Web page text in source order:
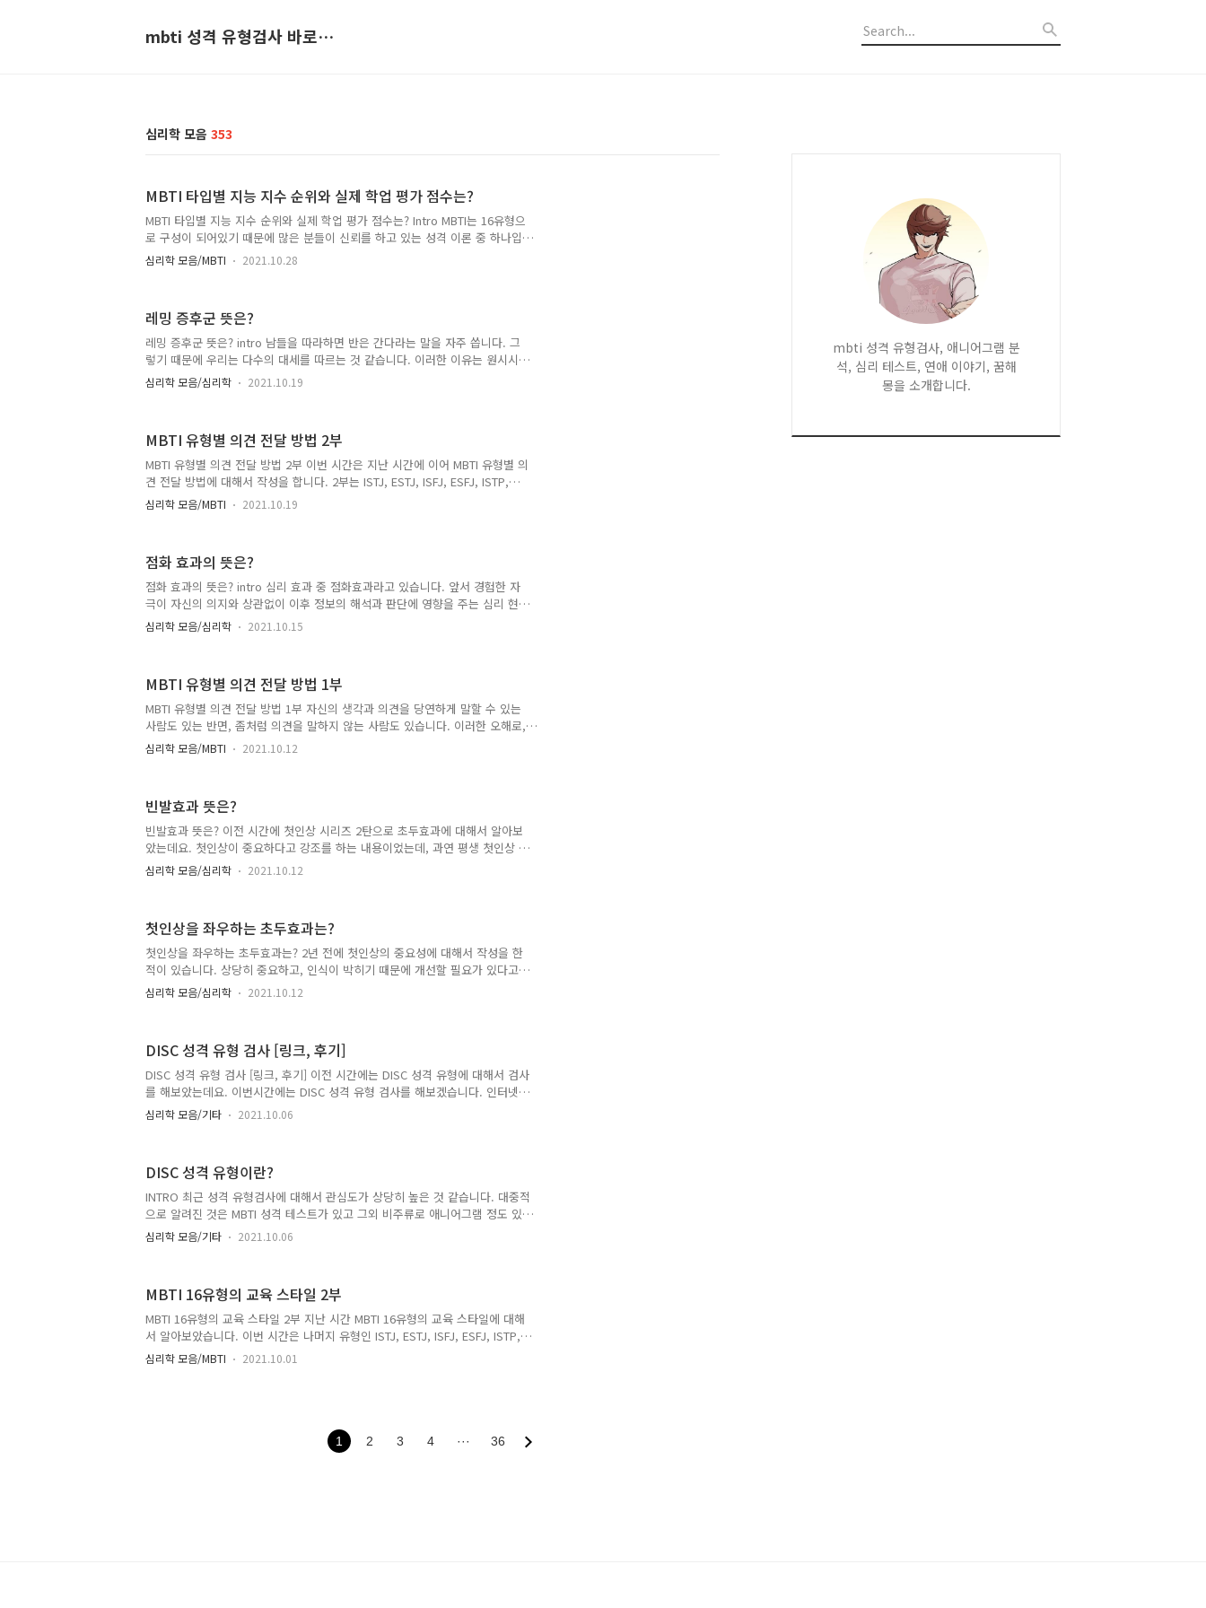
mbti 성격 유형검사 바로가기
심리학 모음 353
MBTI 타입별 지능 지수 순위와 실제 학업 평가 점수는?
MBTI 타입별 지능 지수 순위와 실제 학업 평가 점수는? Intro MBTI는 16유형으
로 구성이 되어있기 때문에 많은 분들이 신뢰를 하고 있는 성격 이론 중 하나입
니다. 그렇기 때문에 각 성격 특성에 대해서 상당히 맹신을 하는 경우가 있고, 종
종 우리는 이러한 특성을 확인하고, 합리화를 하곤 합니다. 종종 성적이 나오지
업 평가 점수에 대해서 살펴보며 작성을 해볼게요. MBTI IQ가 가장 높은 MBTI
유형은? IQ가 높은 멘사 회원 100명을 대상으로 조사를 했을 때 ENFP 16명,
INTP 11명, ISTJ 10명으로 가장 높은 분포도..
심리학 모음/MBTI 2021.10.28
레밍 증후군 뜻은?
레밍 증후군 뜻은? intro 남들을 따라하면 반은 간다라는 말을 자주 씁니다. 그
렇기 때문에 우리는 다수의 대세를 따르는 것 같습니다. 이러한 이유는 원시시절
에 생겼다고 하는데요. 이유는 수렵 채취 시대에서는 집단을 따르지 않으면 무리
에서 배척을 당하거나 위협을 피할 수 없기 때문에 생존이 불가능했기 때문이라
증후뜻과 유래는? 누군가 먼저 하며 나머지도 맹목적으로 따라하다 자멸을 초래
하는 것을 레밍 증후군이라고 합니다. 유래를 보면 레밍은 북유럽 스칸디나비아
반도에 사는 들쥐로 나그네쥐로 불립니다. 3~4년마다 개체수가 폭발적으로 불어
나 떼를 지어 이..
심리학 모음/심리학 2021.10.19
MBTI 유형별 의견 전달 방법 2부
MBTI 유형별 의견 전달 방법 2부 이번 시간은 지난 시간에 이어 MBTI 유형별 의
견 전달 방법에 대해서 작성을 합니다. 2부는 ISTJ, ESTJ, ISFJ, ESFJ, ISTP,
ESTP, ISFP, ESFP에 유형에 대해서 작성을 합니다. 그 외의 유형이라면 아래의
1부를 참고해주세요. MBTI ISTJ의 의견 전달 방법 ISTJ는 중요한 국면이라고 판
하는 타입이지만, 의견에 대해서는 솔직하고 거침없이 의견을 전달하는 편입니
다. ISTJ의 장점은 솔직 그 자체로 말에 진심이 담아있다는 점이지만, 단점으로
는 너무 솔직한 나머지 다소 언행이 직설적이..
심리학 모음/MBTI 2021.10.19
점화 효과의 뜻은?
점화 효과의 뜻은? intro 심리 효과 중 점화효과라고 있습니다. 앞서 경험한 자
극이 자신의 의지와 상관없이 이후 정보의 해석과 판단에 영향을 주는 심리 현상
인데요. 이번 시간에 정확한 뜻과 일상 생활에서 어떻게 사용이 되고 있는지, 또
활용방법에 대해서 작성을 해보도록 하겠습니다. 점화 효과는? 시간적으로 먼저
선이 적혀있고 먼저 장미, 개나리, 진달래가 골라져 있는 상태에서 연관이 된 카
드를 고르라는 지시가 없었는데 4번째 카드로 꽃을 대부분 고르는 이유는 바로
점화 효과 때문입니다. 점화 효과의 실험 1971년 데이비드 마이어와 로저 ..
심리학 모음/심리학 2021.10.15
MBTI 유형별 의견 전달 방법 1부
MBTI 유형별 의견 전달 방법 1부 자신의 생각과 의견을 당연하게 말할 수 있는
사람도 있는 반면, 좀처럼 의견을 말하지 않는 사람도 있습니다. 이러한 오해로,
사이가 나빠지거나 다투는 경우가 생기는데요. 이번 시간을 통해서 MBTI 유형별
의견 전달 방법에 대해서 살펴보도록 하겠습니다. 혹여나 이러한 일이 생겼을 경
ENFP, INTJ, ENTJ, INTP, ENTP 순으로 작성을 하고 이외는 아래의 2부에서 작
성을 합니다. MBTI INFJ의 의견 전달 방법 INFJ의 경우는 의견에 비유와 은유를
하여 전달을 합니다. 그렇기 때문에 ..
심리학 모음/MBTI 2021.10.12
빈발효과 뜻은?
빈발효과 뜻은? 이전 시간에 첫인상 시리즈 2탄으로 초두효과에 대해서 알아보
았는데요. 첫인상이 중요하다고 강조를 하는 내용이었는데, 과연 평생 첫인상 한
가지로 내가 평가가 될까요? 결론은 그렇지 않습니다. 그 이후 나의 행동에 따라
서 더 좋은 사람으로 평가가 될 수도 혹은 더 냉혹한 평가를 받을 수도 있습니
이나 태도 첫인상과 다른 모습으로 변할 때 점차 좋은 인상으로 바꿔지는 현상을
뜻을 합니다. 예전에 자주 사용하던 볼매라는 단어가 연상이 되는군요. 실제로
첫 소개팅에 긴가민가한 마음으로 몇 번 데이트를 하고 이사람이 좋아지는 것도
빈발효과의 일종..
심리학 모음/심리학 2021.10.12
첫인상을 좌우하는 초두효과는?
첫인상을 좌우하는 초두효과는? 2년 전에 첫인상의 중요성에 대해서 작성을 한
적이 있습니다. 상당히 중요하고, 인식이 박히기 때문에 개선할 필요가 있다고
작성을 했는데요. 첫인상과 관련된 효과인 초두효과를 함께 알아보시고, 왜 중요
한지 알아보는 시간을 가져보도록 하겠습니다. 초두효과는? 쉽게 말해 처음에 뇌
리의 뇌는 정보의 수용량이 있기 때문에 이러한 효과가 생깁니다. 첫인상의 관계
로는 미국의 과학자 폴 완렌의 연구에 의하면 0.1초도 안 되는 짤은 시간에 상대
방의 대한 호감도와 신뢰도가 판단이 된다고 하는데 가장 중요한 요인 순서로는
외모, 목소리,..
심리학 모음/심리학 2021.10.12
DISC 성격 유형 검사 [링크, 후기]
DISC 성격 유형 검사 [링크, 후기] 이전 시간에는 DISC 성격 유형에 대해서 검사
를 해보았는데요. 이번시간에는 DISC 성격 유형 검사를 해보겠습니다. 인터넷에
서는 세상의 모든 테스트 사이트를 통해서 진행이 가능합니다. 상세한 설명을 듣
고 싶다면 이전 시간에 언급했던 것 처럼 오프라인 진단지 검사나, 한국 교육 컨
니다. aiselftest.com 위의 사이트를 통해서 진행이 가능합니다. DISC 성격 유
형 검사 시작 사이트 하단의 자가 진단 시작 버튼을 통해 진행이 가능합니다. 생
각보다 다수의 인원이 자가진단을 한 것을 확인 할 수 있었습니..
심리학 모음/기타 2021.10.06
DISC 성격 유형이란?
INTRO 최근 성격 유형검사에 대해서 관심도가 상당히 높은 것 같습니다. 대중적
으로 알려진 것은 MBTI 성격 테스트가 있고 그외 비주류로 애니어그램 정도 있
는데요. 이번 시간에는 1928년 탄생한 DISC 성격 유형에 대해서 작성을 해보려
고 합니다. DISC 성격 유형 검사 2021.10.06 - [심리학 모음/기타] - DISC 성격
번시간에는 DISC 성격 유형 검사를 해보겠습니다. 인터넷에서는 세상의 모든 테
스트 사이트를 someday.objv.xyz 해당 검사는 위의 링크를 참고해주시길 바랍
니다. 오프라인의 진단지 검사나..
심리학 모음/기타 2021.10.06
MBTI 16유형의 교육 스타일 2부
MBTI 16유형의 교육 스타일 2부 지난 시간 MBTI 16유형의 교육 스타일에 대해
서 알아보았습니다. 이번 시간은 나머지 유형인 ISTJ, ESTJ, ISFJ, ESFJ, ISTP,
ESTP, ISFP, ESFP에 대해서 작성을 하겠습니다. 그 외 유형은 아래의 1부를 참
고해주시길 바랍니다. 2021.10.01 - [심리학 모음/MBTI] - MBTI 16유형의 교육
someday.objv.xyz MBTI ISTJ의 교육스타일 근면성실의 표본인 ISTJ는 강한 ..
심리학 모음/MBTI 2021.10.01
1 2 3 4 ··· 36
mbti 성격 유형검사, 애니어그램 분
석, 심리 테스트, 연애 이야기, 꿈해
몽을 소개합니다.